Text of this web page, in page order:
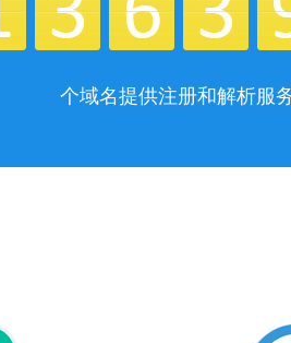
个域名提供注册和解析服